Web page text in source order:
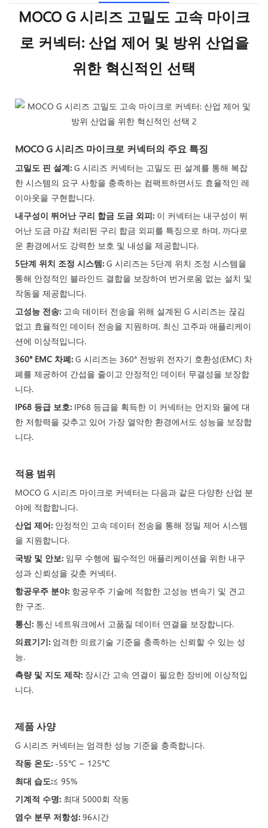
MOCO G 시리즈 고밀도 고속 마이크
로 커넥터: 산업 제어 및 방위 산업을
위한 혁신적인 선택
MOCO가 새롭게 개발한 G 시리즈 고밀
도 고속 전송 마이크로 커넥터는 탁월한
성능과 다용성을 제공하여 다양한 고수
요 산업 분야에서 최고의 선택으로 빠르
게 자리매김하고 있습니다.
MOCO G 시리즈 마이크로 커넥터의 주요 특징
고밀도 핀 설계: G 시리즈 커넥터는 고밀도 핀 설계를 통해 복잡
한 시스템의 요구 사항을 충족하는 컴팩트하면서도 효율적인 레
이아웃을 구현합니다.
내구성이 뛰어난 구리 합금 도금 외피: 이 커넥터는 내구성이 뛰
어난 도금 마감 처리된 구리 합금 외피를 특징으로 하며, 까다로
운 환경에서도 강력한 보호 및 내성을 제공합니다.
5단계 위치 조정 시스템: G 시리즈는 5단계 위치 조정 시스템을
통해 안정적인 블라인드 결합을 보장하여 번거로움 없는 설치 및
작동을 제공합니다.
고성능 전송: 고속 데이터 전송을 위해 설계된 G 시리즈는 끊김
없고 효율적인 데이터 전송을 지원하며, 최신 고주파 애플리케이
션에 이상적입니다.
360° EMC 차폐: G 시리즈는 360° 전방위 전자기 호환성(EMC) 차
폐를 제공하여 간섭을 줄이고 안정적인 데이터 무결성을 보장합
니다.
IP68 등급 보호: IP68 등급을 획득한 이 커넥터는 먼지와 물에 대
한 저항력을 갖추고 있어 가장 열악한 환경에서도 성능을 보장합
니다.
적용 범위
MOCO G 시리즈 마이크로 커넥터는 다음과 같은 다양한 산업 분
야에 적합합니다.
산업 제어: 안정적인 고속 데이터 전송을 통해 정밀 제어 시스템
을 지원합니다.
국방 및 안보: 임무 수행에 필수적인 애플리케이션을 위한 내구
성과 신뢰성을 갖춘 커넥터.
항공우주 분야: 항공우주 기술에 적합한 고성능 변속기 및 견고
한 구조.
통신: 통신 네트워크에서 고품질 데이터 연결을 보장합니다.
의료기기: 엄격한 의료기술 기준을 충족하는 신뢰할 수 있는 성
능.
측량 및 지도 제작: 장시간 고속 연결이 필요한 장비에 이상적입
니다.
제품 사양
G 시리즈 커넥터는 엄격한 성능 기준을 충족합니다.
작동 온도: -55°C ~ 125°C
최대 습도:≤ 95%
기계적 수명: 최대 5000회 작동
염수 분무 저항성: 96시간